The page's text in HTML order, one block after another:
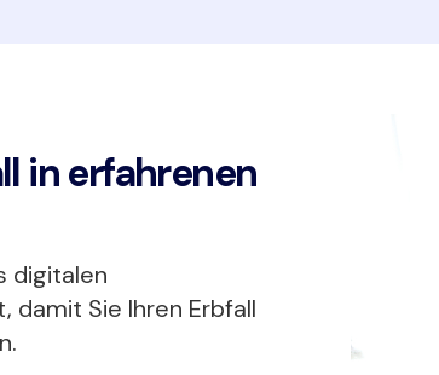
in erfahrenen
digitalen
damit Sie Ihren Erbfall